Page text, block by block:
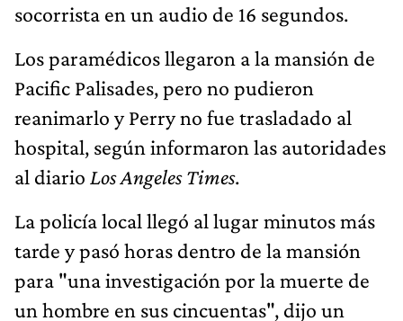
socorrista en un audio de 16 segundos.
Los paramédicos llegaron a la mansión de
Pacific Palisades, pero no pudieron
reanimarlo y Perry no fue trasladado al
hospital, según informaron las autoridades
al diario Los Angeles Times.
La policía local llegó al lugar minutos más
tarde y pasó horas dentro de la mansión
para "una investigación por la muerte de
un hombre en sus cincuentas", dijo un